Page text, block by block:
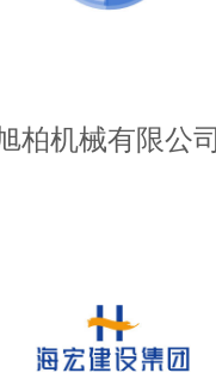
柏机械有限公司